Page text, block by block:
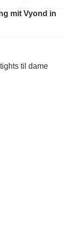
mit Vyond in